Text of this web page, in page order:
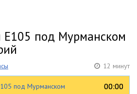
Е105 под Мурманском
12 минут
под Мурманском 00:00
00:00